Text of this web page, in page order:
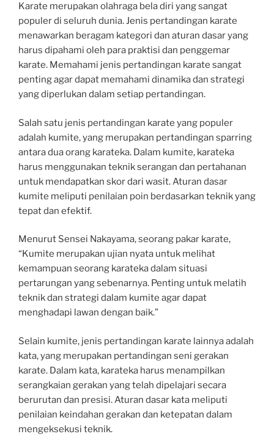
Karate merupakan olahraga bela diri yang sangat
populer di seluruh dunia. Jenis pertandingan karate
menawarkan beragam kategori dan aturan dasar yang
harus dipahami oleh para praktisi dan penggemar
karate. Memahami jenis pertandingan karate sangat
penting agar dapat memahami dinamika dan strategi
yang diperlukan dalam setiap pertandingan.
Salah satu jenis pertandingan karate yang populer
adalah kumite, yang merupakan pertandingan sparring
antara dua orang karateka. Dalam kumite, karateka
harus menggunakan teknik serangan dan pertahanan
untuk mendapatkan skor dari wasit. Aturan dasar
kumite meliputi penilaian poin berdasarkan teknik yang
tepat dan efektif.
Menurut Sensei Nakayama, seorang pakar karate,
“Kumite merupakan ujian nyata untuk melihat
kemampuan seorang karateka dalam situasi
pertarungan yang sebenarnya. Penting untuk melatih
teknik dan strategi dalam kumite agar dapat
menghadapi lawan dengan baik.”
Selain kumite, jenis pertandingan karate lainnya adalah
kata, yang merupakan pertandingan seni gerakan
karate. Dalam kata, karateka harus menampilkan
serangkaian gerakan yang telah dipelajari secara
berurutan dan presisi. Aturan dasar kata meliputi
penilaian keindahan gerakan dan ketepatan dalam
mengeksekusi teknik.